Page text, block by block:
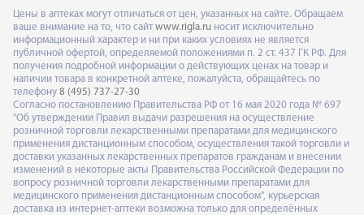
Цены в аптеках могут отличаться от цен, указанных на сайте. Обращаем
ваше внимание на то, что сайт www.rigla.ru носит исключительно
информационный характер и ни при каких условиях не является
публичной офертой, определяемой положениями п. 2 ст. 437 ГК РФ. Для
получения подробной информации о действующих ценах на товар и
наличии товара в конкретной аптеке, пожалуйста, обращайтесь по
телефону 8 (495) 737-27-30
Согласно постановлению Правительства РФ от 16 мая 2020 года № 697
"Об утверждении Правил выдачи разрешения на осуществление
розничной торговли лекарственными препаратами для медицинского
применения дистанционным способом, осуществления такой торговли и
доставки указанных лекарственных препаратов гражданам и внесении
изменений в некоторые акты Правительства Российской Федерации по
вопросу розничной торговли лекарственными препаратами для
медицинского применения дистанционным способом", курьерская
доставка из интернет-аптеки возможна только для определённых